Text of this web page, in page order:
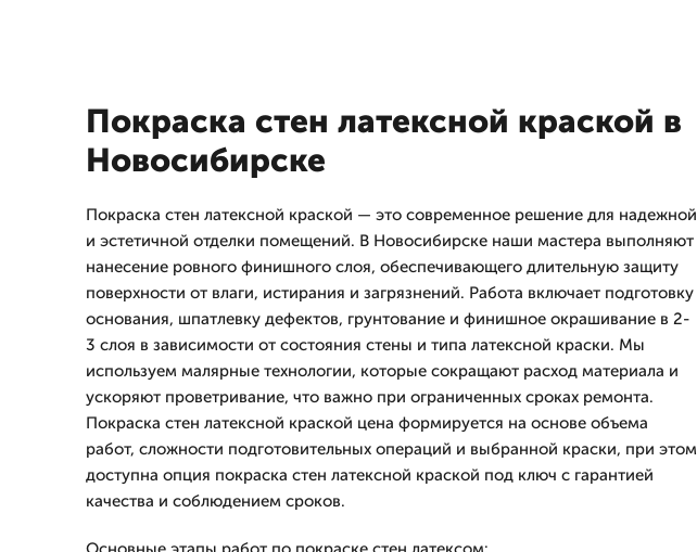
Покраска стен латексной краской в
Новосибирске
Покраска стен латексной краской — это современное решение для надежной
и эстетичной отделки помещений. В Новосибирске наши мастера выполняют
нанесение ровного финишного слоя, обеспечивающего длительную защиту
поверхности от влаги, истирания и загрязнений. Работа включает подготовку
основания, шпатлевку дефектов, грунтование и финишное окрашивание в 2-
3 слоя в зависимости от состояния стены и типа латексной краски. Мы
используем малярные технологии, которые сокращают расход материала и
ускоряют проветривание, что важно при ограниченных сроках ремонта.
Покраска стен латексной краской цена формируется на основе объема
работ, сложности подготовительных операций и выбранной краски, при этом
доступна опция покраска стен латексной краской под ключ с гарантией
качества и соблюдением сроков.